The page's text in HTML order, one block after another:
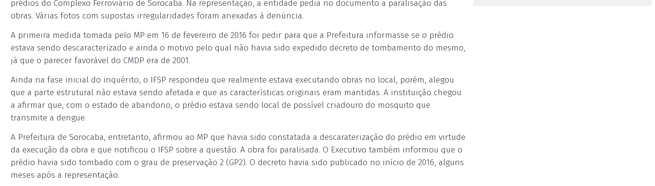
prédios do Complexo Ferroviário de Sorocaba. Na representação, a entidade pedia no documento a paralisação das
obras. Várias fotos com supostas irregularidades foram anexadas à denúncia.
A primeira medida tomada pelo MP em 16 de fevereiro de 2016 foi pedir para que a Prefeitura informasse se o prédio
estava sendo descaracterizado e ainda o motivo pelo qual não havia sido expedido decreto de tombamento do mesmo,
já que o parecer favorável do CMDP era de 2001.
Ainda na fase inicial do inquérito, o IFSP respondeu que realmente estava executando obras no local, porém, alegou
que a parte estrutural não estava sendo afetada e que as características originais eram mantidas. A instituição chegou
a afirmar que, com o estado de abandono, o prédio estava sendo local de possível criadouro do mosquito que
transmite a dengue.
A Prefeitura de Sorocaba, entretanto, afirmou ao MP que havia sido constatada a descaraterização do prédio em virtude
da execução da obra e que notificou o IFSP sobre a questão. A obra foi paralisada. O Executivo também informou que o
prédio havia sido tombado com o grau de preservação 2 (GP2). O decreto havia sido publicado no início de 2016, alguns
meses após a representação.